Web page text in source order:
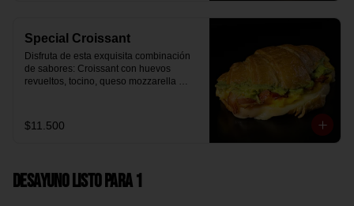
Special Croissant
Disfruta de esta exquisita combinación
de sabores: Croissant con huevos
revueltos, tocino, queso mozzarella
$11.500
Desayuno Listo para 1